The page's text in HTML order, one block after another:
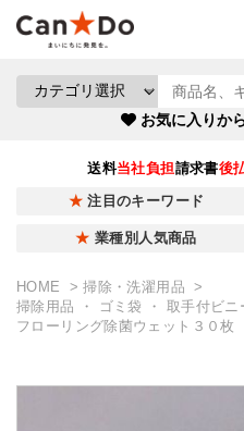
お気に入りか
送料当社負担請求書後
注目のキーワード
業種別人気商品
HOME
掃除・洗濯用品
掃除用品 ・ ゴミ袋 ・ 取手付ビニ
フローリング除菌ウェット３０枚